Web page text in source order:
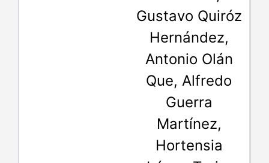
Gustavo Quiróz
Hernández,
Antonio Olán
Que, Alfredo
Guerra
Martínez,
Hortensia